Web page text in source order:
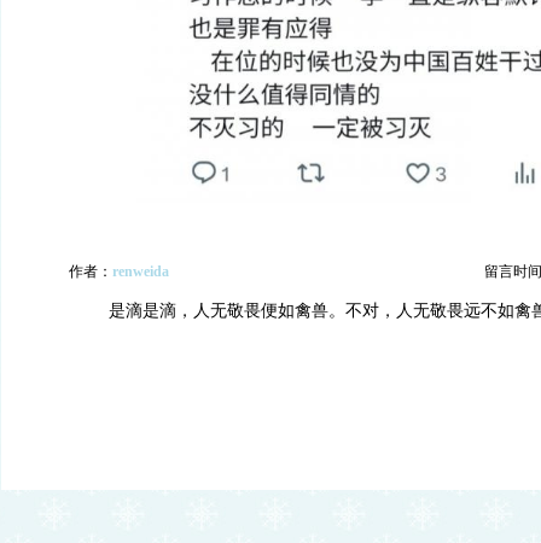
作者： renweida 留言时
是滴是滴，人无敬畏便如禽兽。不对，人无敬畏远不如禽